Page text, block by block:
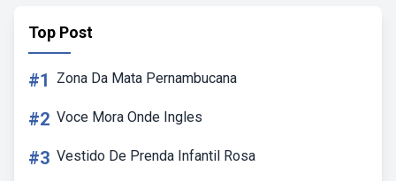
Top Post
#1 Zona Da Mata Pernambucana
#2 Voce Mora Onde Ingles
#3 Vestido De Prenda Infantil Rosa